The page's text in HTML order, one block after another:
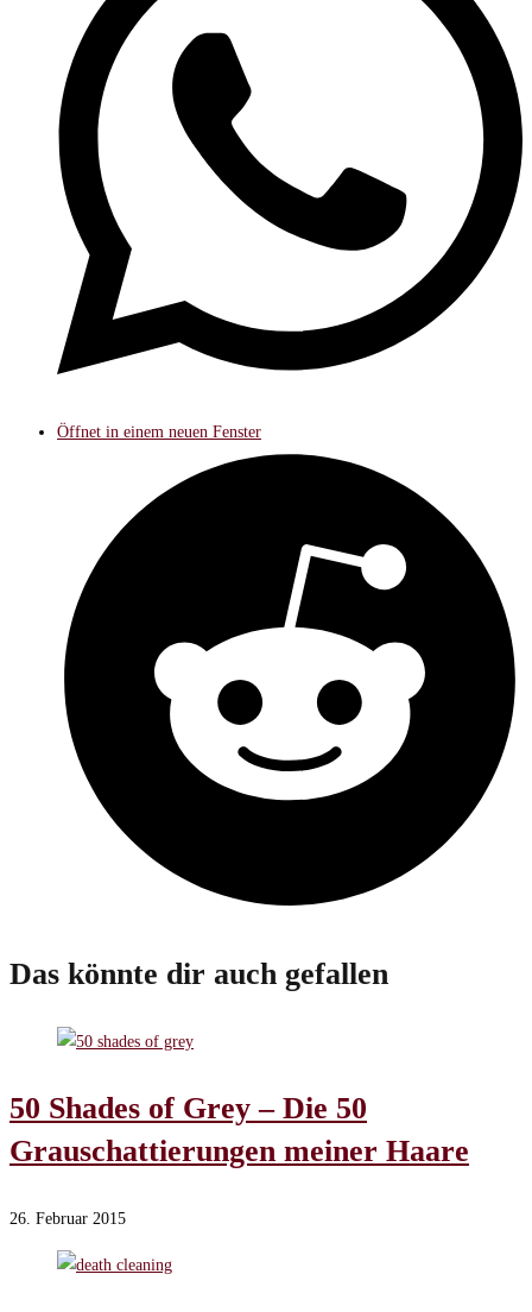
Öffnet in einem neuen Fenster
Das könnte dir auch gefallen
50 Shades of Grey – Die 50
Grauschattierungen meiner Haare
26. Februar 2015